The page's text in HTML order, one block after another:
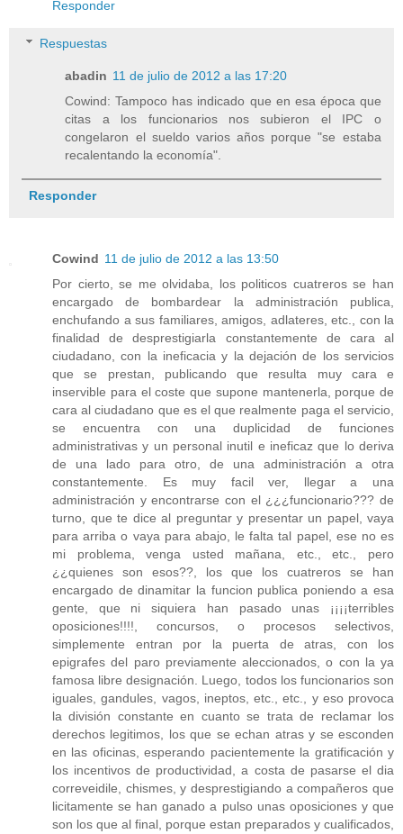
Responder
Respuestas
abadin 11 de julio de 2012 a las 17:20
Cowind: Tampoco has indicado que en esa época que
citas a los funcionarios nos subieron el IPC o
congelaron el sueldo varios años porque "se estaba
recalentando la economía".
Responder
Cowind 11 de julio de 2012 a las 13:50
Por cierto, se me olvidaba, los politicos cuatreros se han
encargado de bombardear la administración publica,
enchufando a sus familiares, amigos, adlateres, etc., con la
finalidad de desprestigiarla constantemente de cara al
ciudadano, con la ineficacia y la dejación de los servicios
que se prestan, publicando que resulta muy cara e
inservible para el coste que supone mantenerla, porque de
cara al ciudadano que es el que realmente paga el servicio,
se encuentra con una duplicidad de funciones
administrativas y un personal inutil e ineficaz que lo deriva
de una lado para otro, de una administración a otra
constantemente. Es muy facil ver, llegar a una
administración y encontrarse con el ¿¿¿funcionario??? de
turno, que te dice al preguntar y presentar un papel, vaya
para arriba o vaya para abajo, le falta tal papel, ese no es
mi problema, venga usted mañana, etc., etc., pero
¿¿quienes son esos??, los que los cuatreros se han
encargado de dinamitar la funcion publica poniendo a esa
gente, que ni siquiera han pasado unas ¡¡¡¡terribles
oposiciones!!!!, concursos, o procesos selectivos,
simplemente entran por la puerta de atras, con los
epigrafes del paro previamente aleccionados, o con la ya
famosa libre designación. Luego, todos los funcionarios son
iguales, gandules, vagos, ineptos, etc., etc., y eso provoca
la división constante en cuanto se trata de reclamar los
derechos legitimos, los que se echan atras y se esconden
en las oficinas, esperando pacientemente la gratificación y
los incentivos de productividad, a costa de pasarse el dia
correveidile, chismes, y desprestigiando a compañeros que
licitamente se han ganado a pulso unas oposiciones y que
son los que al final, porque estan preparados y cualificados,